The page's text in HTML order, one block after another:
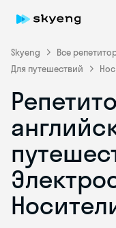
Skyeng Все
Для путешествий
Skyeng Chat